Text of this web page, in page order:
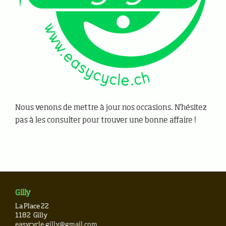
Nous venons de mettre à jour nos occasions. N'hésitez
pas à les consulter pour trouver une bonne affaire !
Gilly
La Place 22
1182 Gilly